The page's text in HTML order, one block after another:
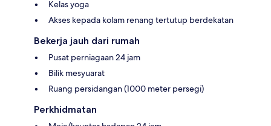
Kelas yoga
Akses kepada kolam renang tertutup berdekatan
Bekerja jauh dari rumah
Pusat perniagaan 24 jam
Bilik mesyuarat
Ruang persidangan (1000 meter persegi)
Perkhidmatan